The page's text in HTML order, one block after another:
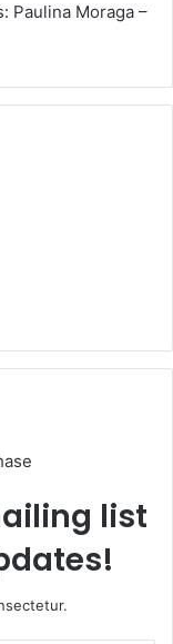
Paulina Moraga –
list